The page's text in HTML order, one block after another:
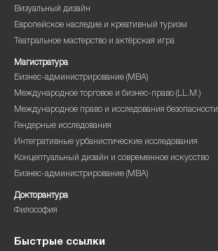
Визуальный дизайн
Европейское наследие и креативный туризм
Театральное мастерство и актёрская игра
Магистратура
Бизнес-администрирование (MBA)
Международное торговое и бизнес-право (LL.M.)
Международное право и исследования безопасности
Гендерные исследования
Интегративные урбанистические исследования
Концептуальный дизайн и современное искусство
Бизнес-администрирование (MBA)
Докторантура
Философия
Быстрые ссылки